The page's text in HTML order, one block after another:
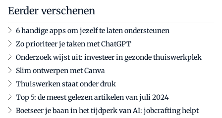
Eerder verschenen
6 handige apps om jezelf te laten ondersteunen
Zo prioriteer je taken met ChatGPT
Onderzoek wijst uit: investeer in gezonde thuiswerkplek
Slim ontwerpen met Canva
Thuiswerken staat onder druk
Top 5: de meest gelezen artikelen van juli 2024
Boetseer je baan in het tijdperk van AI: jobcrafting helpt